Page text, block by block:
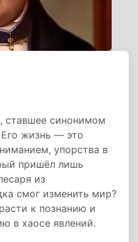
синонимом
Его жизнь — это
упорства в
пришёл лишь
из
смог изменить мир?
к познанию и
в хаосе явлений.